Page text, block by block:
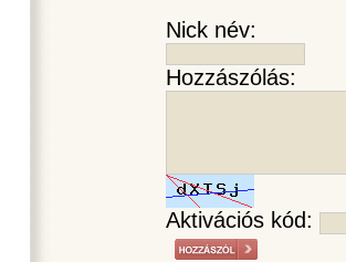
Nick név:
Hozzászólás:
Aktivációs kód: